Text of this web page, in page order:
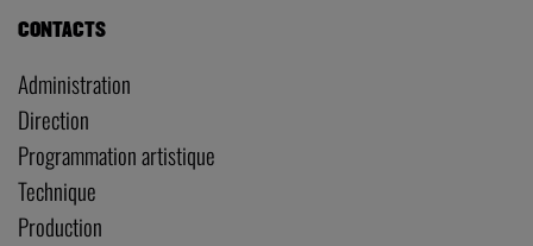
CONTACTS
Administration
Direction
Programmation artistique
Technique
Production